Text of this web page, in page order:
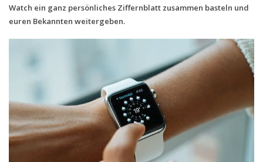
Datentarife
Datentarife
Flatrate-Prepaidtarife
Mobilfunk-Vergleichsrechner
Mobilfunk-Tarifrechner
Watch ein ganz persönliches Ziffernblatt zusammen basteln und
euren Bekannten weitergeben.